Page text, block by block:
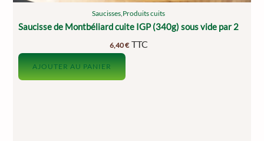
Saucisses Produits cuits
Saucisse de Montbéliard cuite IGP (340g) sous vide par 2
6,40€ TTC
AJOUTER AU PANIER